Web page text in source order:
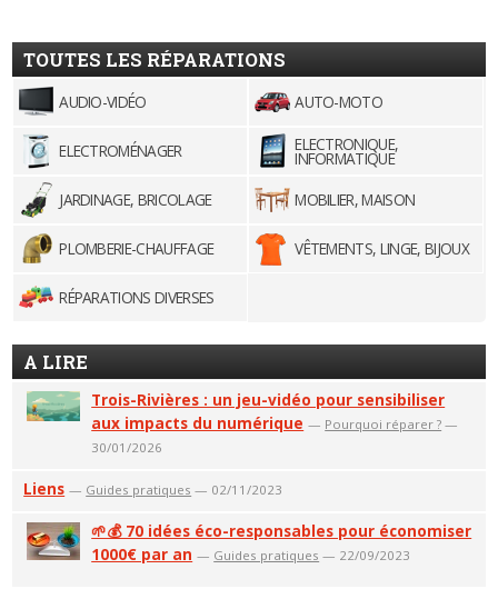
TOUTES LES RÉPARATIONS
AUDIO-VIDÉO AUTO-MOTO
ELECTROMÉNAGER ELECTRONIQUE,
INFORMATIQUE
JARDINAGE, BRICOLAGE
MOBILIER, MAISON
PLOMBERIE-CHAUFFAGE VÊTEMENTS, LINGE, BIJOUX
RÉPARATIONS DIVERSES
A LIRE
Trois-Rivières : un jeu-vidéo pour sensibiliser
aux impacts du numérique — Pourquoi réparer ? —
30/01/2026
Liens — Guides pratiques — 02/11/2023
🌱💰 70 idées éco-responsables pour économiser
1000€ par an — Guides pratiques — 22/09/2023